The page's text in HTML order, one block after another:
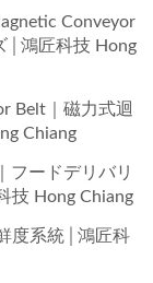
Conveyor
│鴻匠科技 Hong
Belt｜磁力式迴
Chiang
フードデリバリ
技 Hong Chiang
度系統│鴻匠科